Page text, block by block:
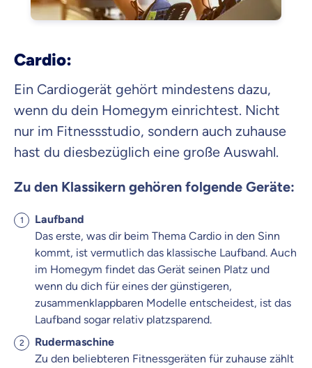
Cardio:
Ein Cardiogerät gehört mindestens dazu,
wenn du dein Homegym einrichtest. Nicht
nur im Fitnessstudio, sondern auch zuhause
hast du diesbezüglich eine große Auswahl.
Zu den Klassikern gehören folgende Geräte:
Laufband
Das erste, was dir beim Thema Cardio in den Sinn
kommt, ist vermutlich das klassische Laufband. Auch
im Homegym findet das Gerät seinen Platz und
wenn du dich für eines der günstigeren,
zusammenklappbaren Modelle entscheidest, ist das
Laufband sogar relativ platzsparend.
Rudermaschine
Zu den beliebteren Fitnessgeräten für zuhause zählt